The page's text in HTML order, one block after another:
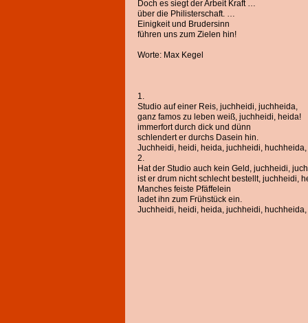
Doch es siegt der Arbeit Kraft …
über die Philisterschaft. …
Einigkeit und Brudersinn
führen uns zum Zielen hin!
Worte: Max Kegel
1.
Studio auf einer Reis, juchheidi, juchheida,
ganz famos zu leben weiß, juchheidi, heida!
immerfort durch dick und dünn
schlendert er durchs Dasein hin.
Juchheidi, heidi, heida, juchheidi,
2.
Hat der Studio auch kein Geld, juchheidi,
ist er drum nicht schlecht bestellt, juchheidi,
Manches feiste Pfäffelein
ladet ihn zum Frühstück ein.
Juchheidi, heidi, heida, juchheidi,